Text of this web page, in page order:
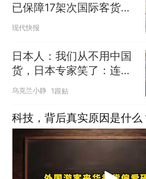
已保障17架次国际客货运
航班备降南京
现代快报
日本人：我们从不用中国
货，日本专家笑了：连棺
材都是中国制造的
乌克兰小静 1跟贴
科技，背后真实原因是什么